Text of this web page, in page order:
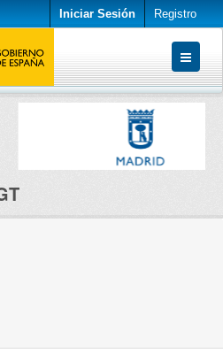
Iniciar Sesión Registro